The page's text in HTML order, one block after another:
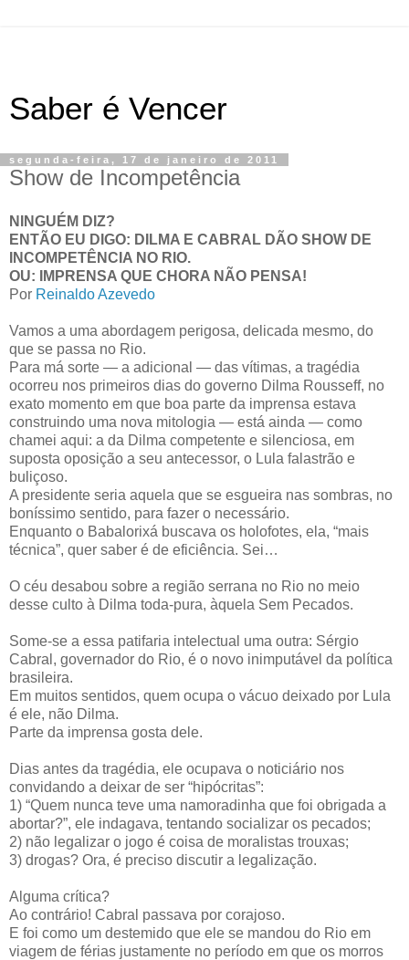
Saber é Vencer
segunda-feira, 17 de janeiro de 2011
Show de Incompetência
NINGUÉM DIZ?
ENTÃO EU DIGO: DILMA E CABRAL DÃO SHOW DE
INCOMPETÊNCIA NO RIO.
OU: IMPRENSA QUE CHORA NÃO PENSA!
Por Reinaldo Azevedo
Vamos a uma abordagem perigosa, delicada mesmo, do
que se passa no Rio.
Para má sorte — a adicional — das vítimas, a tragédia
ocorreu nos primeiros dias do governo Dilma Rousseff, no
exato momento em que boa parte da imprensa estava
construindo uma nova mitologia — está ainda — como
chamei aqui: a da Dilma competente e silenciosa, em
suposta oposição a seu antecessor, o Lula falastrão e
buliçoso.
A presidente seria aquela que se esgueira nas sombras, no
boníssimo sentido, para fazer o necessário.
Enquanto o Babalorixá buscava os holofotes, ela, “mais
técnica”, quer saber é de eficiência. Sei…
O céu desabou sobre a região serrana no Rio no meio
desse culto à Dilma toda-pura, àquela Sem Pecados.
Some-se a essa patifaria intelectual uma outra: Sérgio
Cabral, governador do Rio, é o novo inimputável da política
brasileira.
Em muitos sentidos, quem ocupa o vácuo deixado por Lula
é ele, não Dilma.
Parte da imprensa gosta dele.
Dias antes da tragédia, ele ocupava o noticiário nos
convidando a deixar de ser “hipócritas”:
1) “Quem nunca teve uma namoradinha que foi obrigada a
abortar?”, ele indagava, tentando socializar os pecados;
2) não legalizar o jogo é coisa de moralistas trouxas;
3) drogas? Ora, é preciso discutir a legalização.
Alguma crítica?
Ao contrário! Cabral passava por corajoso.
E foi como um destemido que ele se mandou do Rio em
viagem de férias justamente no período em que os morros